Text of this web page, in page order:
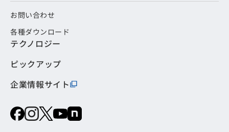
お問い合わせ
各種ダウンロード
テクノロジー
ピックアップ
企業情報サイト